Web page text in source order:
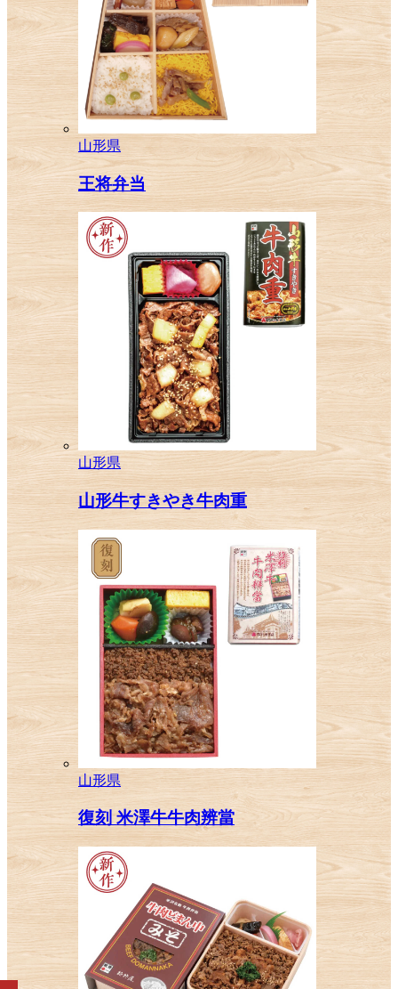
山形県
王将弁当
山形県
山形牛すきやき牛肉重
山形県
復刻 米澤牛牛肉辨當